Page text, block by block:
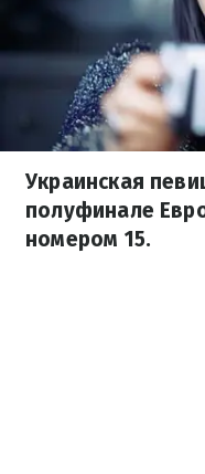
Украинская
полуфинале
номером 15.